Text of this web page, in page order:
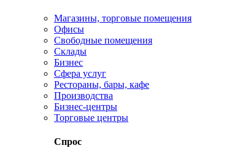
Магазины, торговые помещения
Офисы
Свободные помещения
Склады
Бизнес
Сфера услуг
Рестораны, бары, кафе
Производства
Бизнес-центры
Торговые центры
Спрос